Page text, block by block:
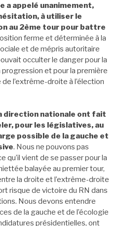
a appelé unanimement,
à utiliser le
au 2ème tour pour battre
ferme et déterminée à la
et de mépris autoritaire
occulter le danger pour la
et pour la première
l’extrême-droite à l’élection
direction nationale ont fait
pour les législatives, au
possible de la gauche et
. Nous ne pouvons pas
qu’il vient de se passer pour la
balayée au premier tour,
la droite et l’extrême-droite
risque de victoire du RN dans
Nous devons entendre
de la gauche et de l’écologie
présidentielles, ont